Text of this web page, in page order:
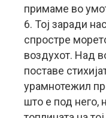
примаме во
6. Тој заради
спростре
воздухот. Над
поставе
урамнотежил
што е под него,